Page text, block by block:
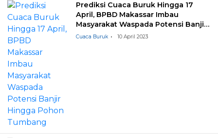
Prediksi Cuaca Buruk Hingga 17
April, BPBD Makassar Imbau
Masyarakat Waspada Potensi Banjir
Hingga Pohon Tumbang
Cuaca Buruk 10 April 2023